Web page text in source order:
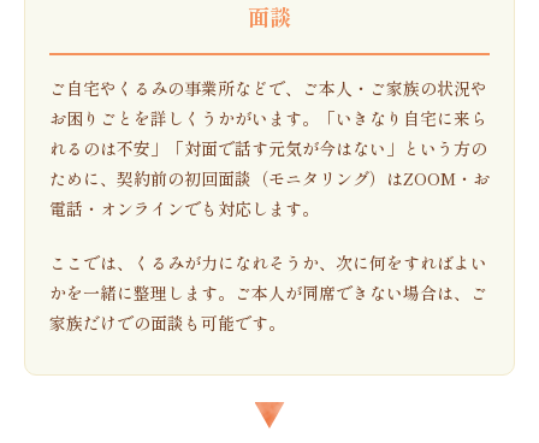
面談
ご自宅やくるみの事業所などで、ご本人・ご家族の状況や
お困りごとを詳しくうかがいます。「いきなり自宅に来ら
れるのは不安」「対面で話す元気が今はない」という方の
ために、契約前の初回面談（モニタリング）はZOOM・お
電話・オンラインでも対応します。
ここでは、くるみが力になれそうか、次に何をすればよい
かを一緒に整理します。ご本人が同席できない場合は、ご
家族だけでの面談も可能です。